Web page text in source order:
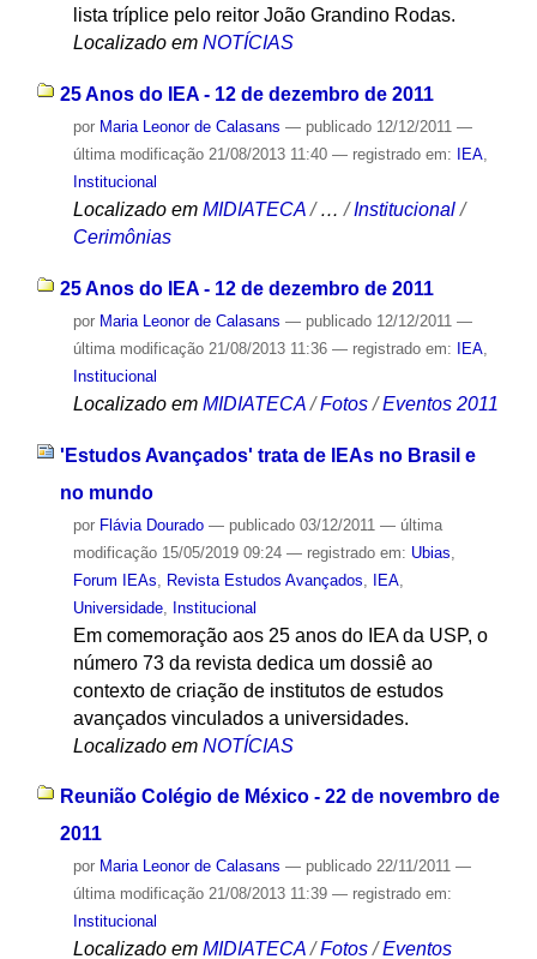
lista tríplice pelo reitor João Grandino Rodas.
Localizado em NOTÍCIAS
25 Anos do IEA - 12 de dezembro de 2011
por Maria Leonor de Calasans — publicado12/12/2011 —
última modificação21/08/2013 11:40 — registrado em: IEA,
Institucional
Localizado em MIDIATECA /…/Institucional /
Cerimônias
25 Anos do IEA - 12 de dezembro de 2011
por Maria Leonor de Calasans — publicado12/12/2011 —
última modificação21/08/2013 11:36 — registrado em: IEA,
Institucional
Localizado em MIDIATECA /Fotos /Eventos 2011
'Estudos Avançados' trata de IEAs no Brasil e
no mundo
por Flávia Dourado — publicado03/12/2011 — última
modificação15/05/2019 09:24 — registrado em: Ubias
Forum IEAs
Revista Estudos Avançados IEA,
Universidade, Institucional
Em comemoração aos 25 anos do IEA da USP, o
número 73 da revista dedica um dossiê ao
contexto de criação de institutos de estudos
avançados vinculados a universidades.
Localizado em NOTÍCIAS
Reunião Colégio de México - 22 de novembro de
2011
por Maria Leonor de Calasans — publicado22/11/2011 —
última modificação21/08/2013 11:39 — registrado em:
Institucional
Localizado em MIDIATECA /Fotos /Eventos